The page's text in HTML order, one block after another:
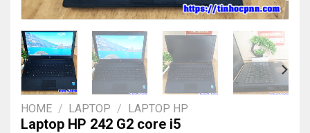
HOME / LAPTOP / LAPTOP HP
Laptop HP 242 G2 core i5